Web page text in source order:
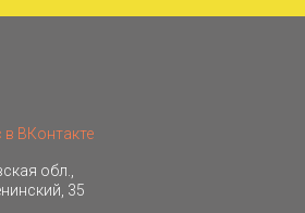
в ВКонтакте
обл.,
35